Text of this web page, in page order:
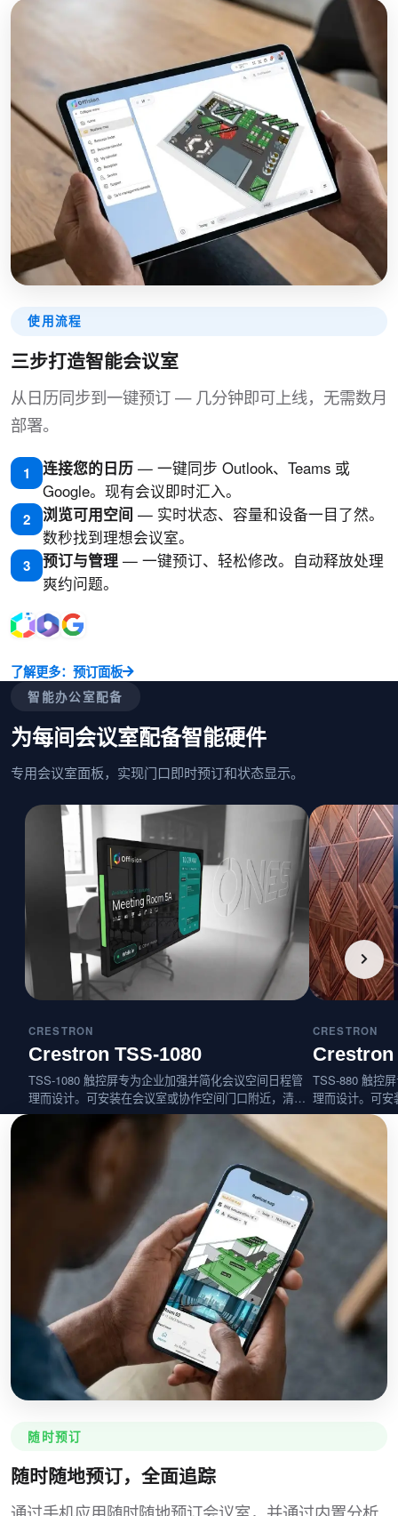
使用流程
三步打造智能会议室
从日历同步到一键预订 — 几分钟即可上线，无需数月
部署。
1 连接您的日历 — 一键同步 Outlook、Teams 或
Google。现有会议即时汇入。
2 浏览可用空间 — 实时状态、容量和设备一目了然。
数秒找到理想会议室。
3 预订与管理 — 一键预订、轻松修改。自动释放处理
爽约问题。
了解更多：预订面板
智能办公室配备
为每间会议室配备智能硬件
专用会议室面板，实现门口即时预订和状态显示。
CRESTRON
Crestron TSS-1080
TSS-1080 触控屏专为企业加强并简化会议空间日程管
理而设计。可安装在会议室或协作空间门口附近，清晰
显示可用状态，并与多种常用日程服务无缝集成。
CRESTRON
Crestron
TSS-880 触控
理而设计。可
显示可用状态
随时预订
随时随地预订，全面追踪